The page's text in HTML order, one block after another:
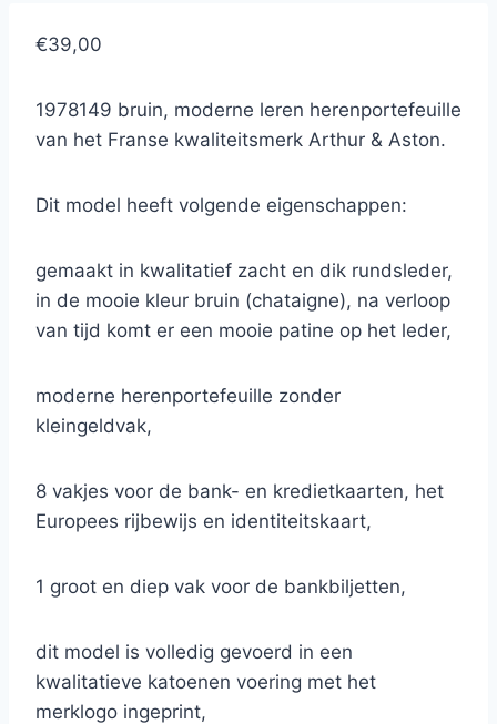
€39,00
1978149 bruin, moderne leren herenportefeuille
van het Franse kwaliteitsmerk Arthur & Aston.
Dit model heeft volgende eigenschappen:
gemaakt in kwalitatief zacht en dik rundsleder,
in de mooie kleur bruin (chataigne), na verloop
van tijd komt er een mooie patine op het leder,
moderne herenportefeuille zonder
kleingeldvak,
8 vakjes voor de bank- en kredietkaarten, het
Europees rijbewijs en identiteitskaart,
1 groot en diep vak voor de bankbiljetten,
dit model is volledig gevoerd in een
kwalitatieve katoenen voering met het
merklogo ingeprint,